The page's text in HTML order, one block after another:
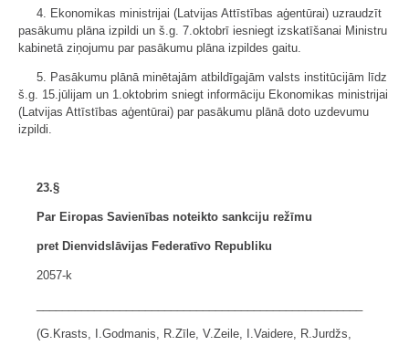
4. Ekonomikas ministrijai (Latvijas Attīstības aģentūrai) uzraudzīt
pasākumu plāna izpildi un š.g. 7.oktobrī iesniegt izskatīšanai Ministru
kabinetā ziņojumu par pasākumu plāna izpildes gaitu.
5. Pasākumu plānā minētajām atbildīgajām valsts institūcijām līdz
š.g. 15.jūlijam un 1.oktobrim sniegt informāciju Ekonomikas ministrijai
(Latvijas Attīstības aģentūrai) par pasākumu plānā doto uzdevumu
izpildi.
23.§
Par Eiropas Savienības noteikto sankciju režīmu
pret Dienvidslāvijas Federatīvo Republiku
2057-k
(G.Krasts, I.Godmanis, R.Zīle, V.Zeile, I.Vaidere, R.Jurdžs,